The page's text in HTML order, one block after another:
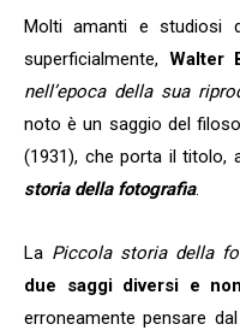
Molti amanti e studiosi
superficialmente, Walter
nell’epoca della sua
noto è un saggio del
(1931), che porta il titolo,
storia della fotografia.
La Piccola storia della
due saggi diversi e
erroneamente pensare